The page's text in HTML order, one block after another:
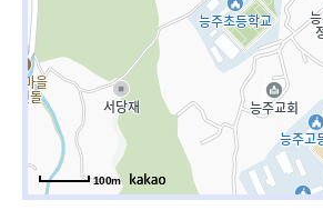
100m